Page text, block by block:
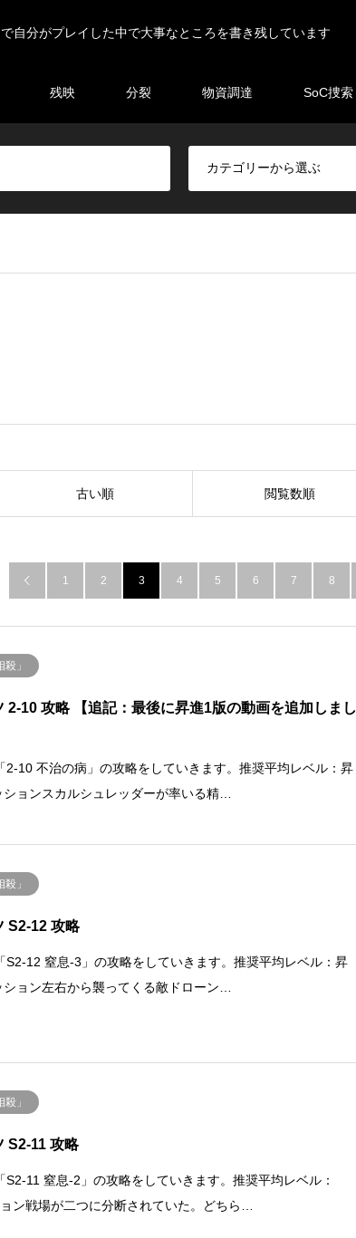
自分がプレイした中で大事なところを書き残しています
残映 分裂 物資調達 SoC捜索
古い順 閲覧数順
 1 2 3 4 5 6 7 8
」
2-10 攻略 【追記：最後に昇進1版の動画を追加しまし
2-10 不治の病」の攻略をしていきます。推奨平均レベル：昇
ョンスカルシュレッダーが率いる精…
」
S2-12 攻略
S2-12 窒息-3」の攻略をしていきます。推奨平均レベル：昇
ョン左右から襲ってくる敵ドローン…
」
S2-11 攻略
S2-11 窒息-2」の攻略をしていきます。推奨平均レベル：
ン戦場が二つに分断されていた。どちら…